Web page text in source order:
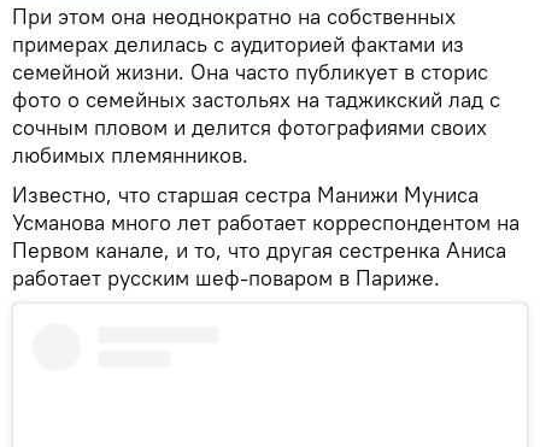
При этом она неоднократно на собственных
примерах делилась с аудиторией фактами из
семейной жизни. Она часто публикует в сторис
фото о семейных застольях на таджикский лад с
сочным пловом и делится фотографиями своих
любимых племянников.
Известно, что старшая сестра Манижи Муниса
Усманова много лет работает корреспондентом на
Первом канале, и то, что другая сестренка Аниса
работает русским шеф-поваром в Париже.